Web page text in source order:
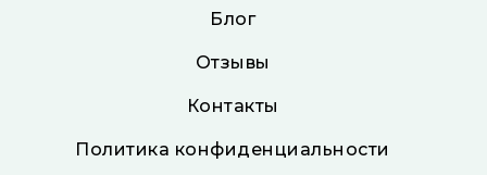
Блог
Отзывы
Контакты
Политика конфиденциальности